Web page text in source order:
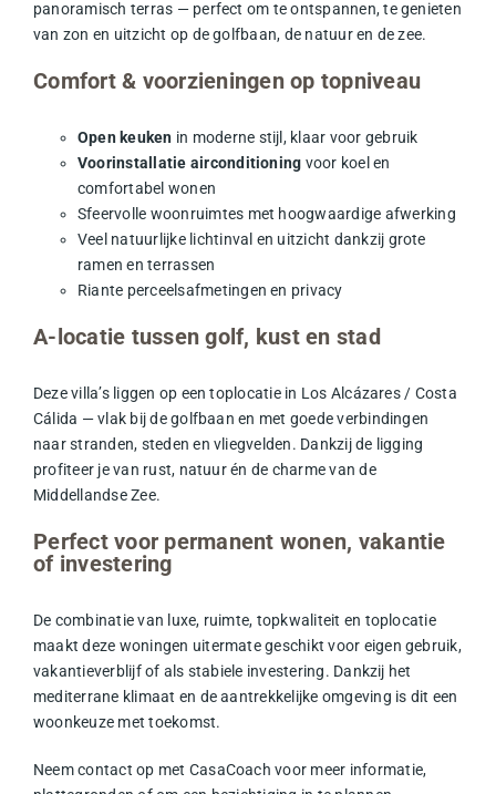
panoramisch terras — perfect om te ontspannen, te genieten
van zon en uitzicht op de golfbaan, de natuur en de zee.
Comfort & voorzieningen op topniveau
Open keuken in moderne stijl, klaar voor gebruik
Voorinstallatie airconditioning voor koel en
comfortabel wonen
Sfeervolle woonruimtes met hoogwaardige afwerking
Veel natuurlijke lichtinval en uitzicht dankzij grote
ramen en terrassen
Riante perceelsafmetingen en privacy
A-locatie tussen golf, kust en stad
Deze villa’s liggen op een toplocatie in Los Alcázares / Costa
Cálida — vlak bij de golfbaan en met goede verbindingen
naar stranden, steden en vliegvelden. Dankzij de ligging
profiteer je van rust, natuur én de charme van de
Middellandse Zee.
Perfect voor permanent wonen, vakantie
of investering
De combinatie van luxe, ruimte, topkwaliteit en toplocatie
maakt deze woningen uitermate geschikt voor eigen gebruik,
vakantieverblijf of als stabiele investering. Dankzij het
mediterrane klimaat en de aantrekkelijke omgeving is dit een
woonkeuze met toekomst.
Neem contact op met CasaCoach voor meer informatie,